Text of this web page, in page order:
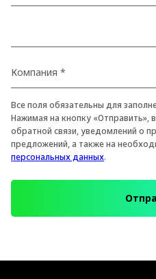
Все поля обязательны для
Нажимая на кнопку «Отправить»,
обратной связи, уведомлений о
предложений, а также на
персональных данных.